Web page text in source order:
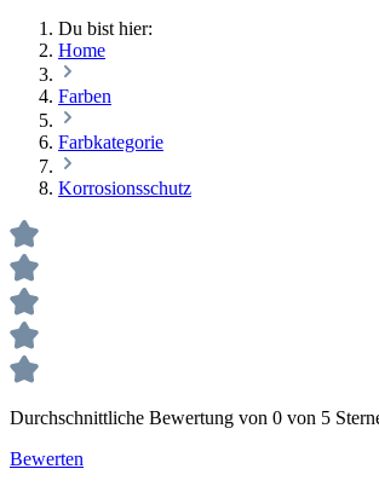
Du bist hier:
Home
Farben
Farbkategorie
Korrosionsschutz
Durchschnittliche Bewertung von 0 von 5
Bewerten